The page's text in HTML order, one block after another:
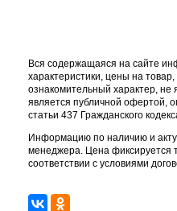
Вся содержащаяся на сайте
характеристики, цены на
ознакомительный характер,
является публичной офертой,
статьи 437 Гражданского
Информацию по наличию и
менеджера. Цена фиксируется
соответствии с условиями